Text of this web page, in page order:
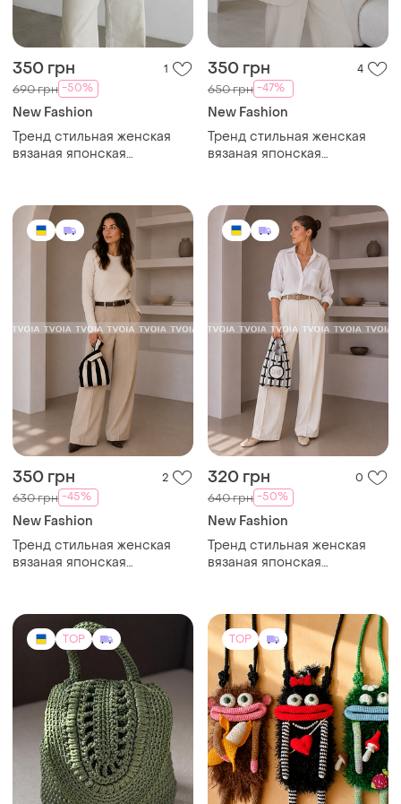
350 грн 1
690 грн -50%
New Fashion
Тренд стильная женская
вязаная японская
350 грн 4
650 грн -47%
New Fashion
Тренд стильная женская
вязаная японская
350 грн 2
630 грн -45%
New Fashion
Тренд стильная женская
вязаная японская
320 грн 0
640 грн -50%
New Fashion
Тренд стильная женская
вязаная японская
TOP TOP